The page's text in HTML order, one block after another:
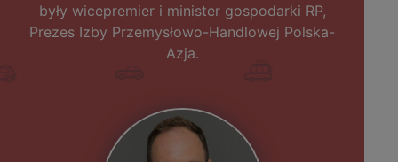
były wicepremier i minister gospodarki RP,
Prezes Izby Przemysłowo-Handlowej Polska-
Azja.